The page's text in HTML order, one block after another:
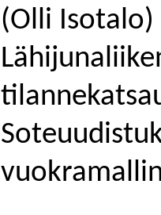
(Olli Isotalo)